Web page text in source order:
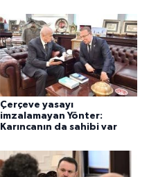
Çerçeve yasayı
imzalamayan Yönter:
Karıncanın da sahibi var